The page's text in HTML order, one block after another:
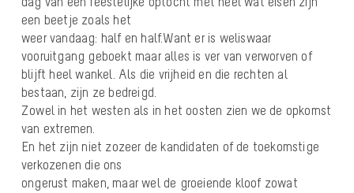
een beetje zoals het
weer vandaag: half en half.Want er is weliswaar
vooruitgang geboekt maar alles is ver van verworven of
blijft heel wankel. Als die vrijheid en die rechten al
bestaan, zijn ze bedreigd.
Zowel in het westen als in het oosten zien we de opkomst
van extremen.
En het zijn niet zozeer de kandidaten of de toekomstige
verkozenen die ons
ongerust maken, maar wel de groeiende kloof zowat